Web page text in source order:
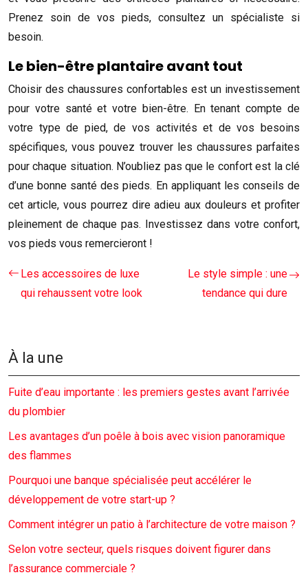
Prenez soin de vos pieds, consultez un spécialiste si
besoin.
Le bien-être plantaire avant tout
Choisir des chaussures confortables est un investissement
pour votre santé et votre bien-être. En tenant compte de
votre type de pied, de vos activités et de vos besoins
spécifiques, vous pouvez trouver les chaussures parfaites
pour chaque situation. N’oubliez pas que le confort est la clé
d’une bonne santé des pieds. En appliquant les conseils de
cet article, vous pourrez dire adieu aux douleurs et profiter
pleinement de chaque pas. Investissez dans votre confort,
vos pieds vous remercieront !
Les accessoires de luxe
qui rehaussent votre look
Le style simple : une
tendance qui dure
À la une
Fuite d’eau importante : les premiers gestes avant l’arrivée
du plombier
Les avantages d’un poêle à bois avec vision panoramique
des flammes
Pourquoi une banque spécialisée peut accélérer le
développement de votre start-up ?
Comment intégrer un patio à l’architecture de votre maison ?
Selon votre secteur, quels risques doivent figurer dans
l’assurance commerciale ?